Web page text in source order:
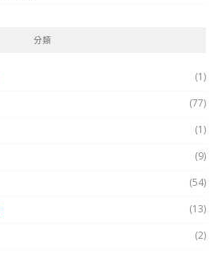
分類
(1)
(77)
(1)
(9)
(54)
(13)
(2)